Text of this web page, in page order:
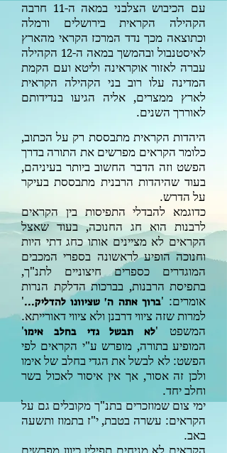
עם הכיבוש הצלבני במאה ה-11
חרבה
הקהילה הקראית בירושלים ורמלה
וכתוצאה מכך נדד המרכז הקראי מהארץ
לאיסטנבול ובהמשך במאה ה-12 הקהילה
עברה לאזור אוקראינה וליטא ועם הקמת
המדינה עלו רוב בני הקהילה הקראית
לארץ ממצרים, אליה הגיעו בנדידותם
לאוררך השנים.
היהדות הקראית מתבססת רק על הכתוב,
כלומר הקראים מפרשים את התורה בדרך
הפשט וזה הדבר החשוב ביותר בעיניהם,
בעוד שהיהדות הרבנית מתבססת בעיקר
על הדרש.
כדוגמא להבדלי התפיסות בין הקראים
לרבנות הוא חג החנוכה, בעוד שאצל
הקראים לא מציינים אותו כחג דתי היות
וחנוכה הופיע לראשונה בספרי המכבים
המוגדרים כספרים חיצוניים לתנ"ך,
בתפיסת הרבנות, בברכות הדלקת הנרות
אומרים: 'ברוך אתה ה' שציוונו להדליק...'
למרות שזה ציווי דרבנן ולא ציווי דאורייתא.
המשפט 'לא תבשל גדי בחלב אימו'
המופיע בתורה, מופרש ע"י הקראים לפי
הפשט: לא לבשל את הגדי בחלב של אימו
ולכן זה אסור, אך אין איסור לאכול בשר
וחלב יחד.
ימי צום שמוזכרים בתנ"ך מקובלים גם על
הקראים: עשרה בטבת, י"ז בתמוז ותשעה
באב.
הקראים לא מניחים תפילין כיוון מפרשים